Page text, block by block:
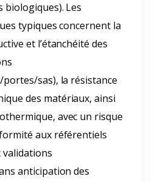
Les
typiques concernent la
et l’étanchéité des
sas), la résistance
des matériaux, ainsi
avec un risque
aux référentiels
validations
anticipation des